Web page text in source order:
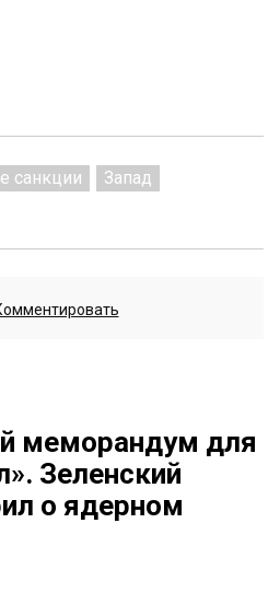
санкции
Запад
меморандум для
Зеленский
о ядерном